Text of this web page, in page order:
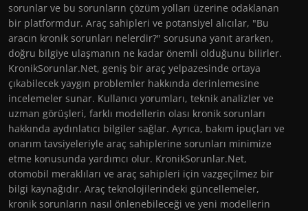
sorunlar ve bu sorunların çözüm yolları üzerine odaklanan
bir platformdur. Araç sahipleri ve potansiyel alıcılar, "Bu
aracın kronik sorunları nelerdir?" sorusuna yanıt ararken,
doğru bilgiye ulaşmanın ne kadar önemli olduğunu bilirler.
KronikSorunlar.Net, geniş bir araç yelpazesinde ortaya
çıkabilecek yaygın problemler hakkında derinlemesine
incelemeler sunar. Kullanıcı yorumları, teknik analizler ve
uzman görüşleri, farklı modellerin olası kronik sorunları
hakkında aydınlatıcı bilgiler sağlar. Ayrıca, bakım ipuçları ve
onarım tavsiyeleriyle araç sahiplerine sorunları minimize
etme konusunda yardımcı olur. KronikSorunlar.Net,
otomobil meraklıları ve araç sahipleri için vazgeçilmez bir
bilgi kaynağıdır. Araç teknolojilerindeki güncellemeler,
kronik sorunların nasıl önlenebileceği ve yeni modellerin